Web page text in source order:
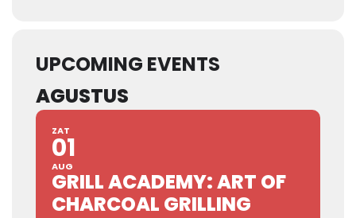
UPCOMING EVENTS
AGUSTUS
ZAT
01
AUG
GRILL ACADEMY: ART OF
CHARCOAL GRILLING